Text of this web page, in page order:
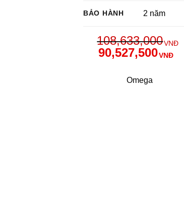
BẢO HÀNH 2 năm
108,633,000VNĐ
90,527,500VNĐ
Omega